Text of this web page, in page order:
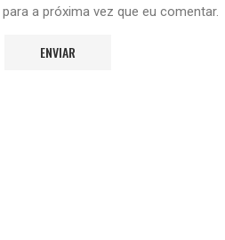
a próxima vez que eu comentar.